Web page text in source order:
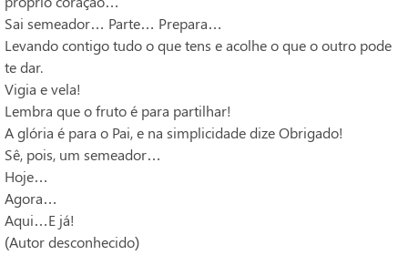
Sai semeador… Parte… Prepara…
Levando contigo tudo o que tens e acolhe o que o outro pode
te dar.
Vigia e vela!
Lembra que o fruto é para partilhar!
A glória é para o Pai, e na simplicidade dize Obrigado!
Sê, pois, um semeador…
Hoje…
Agora…
Aqui…E já!
(Autor desconhecido)